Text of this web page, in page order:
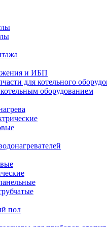
и ИБП
для котельного
оборудованием
пол